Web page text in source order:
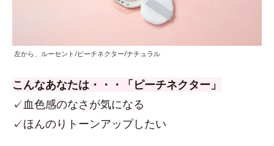
左から、ルーセント/ピーチネクター/ナチュラル
こんなあなたは・・・「ピーチネクター」
✓血色感のなさが気になる
✓ほんのりトーンアップしたい